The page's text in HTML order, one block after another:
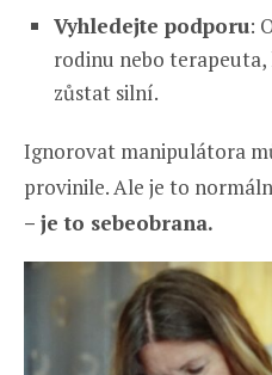
Vyhledejte podporu:
rodinu nebo
zůstat silní.
Ignorovat manipulátora
provinile. Ale je to
– je to sebeobrana.